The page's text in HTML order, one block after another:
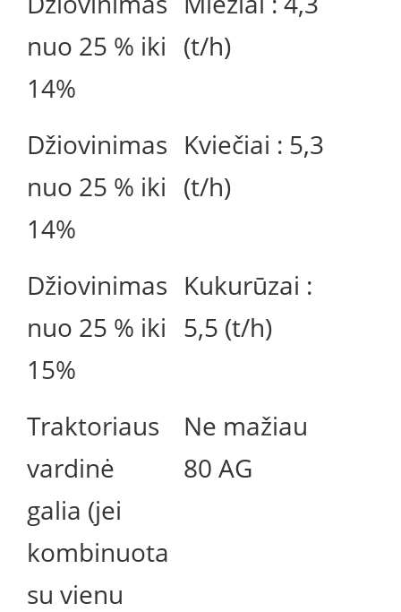
nuo 25 % iki
14%
(t/h)
Džiovinimas
nuo 25 % iki
14%
Kviečiai : 5,3
(t/h)
Džiovinimas
nuo 25 % iki
15%
Kukurūzai :
5,5 (t/h)
Traktoriaus
vardinė
galia (jei
kombinuota
su vienu
Ne mažiau
80 AG